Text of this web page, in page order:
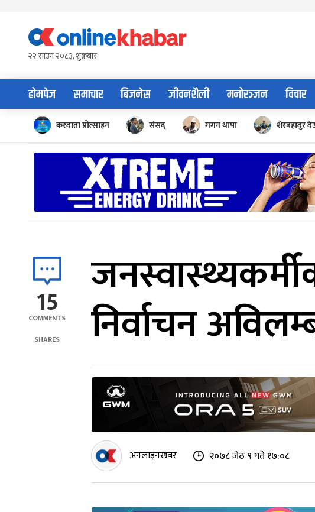
content२२ साउन २०८३, शुक्रबार
होमपेज समाचार बिजनेस जीवनशैली मनोरञ्जन विचार
करदाता प्रोत्साहन संसद् गगन थापा शेरबहादुर
15
COMMENTS
SHARES
निर्वाचन
अनलाइनखबर २०७८ जेठ ९ गते १७:०८